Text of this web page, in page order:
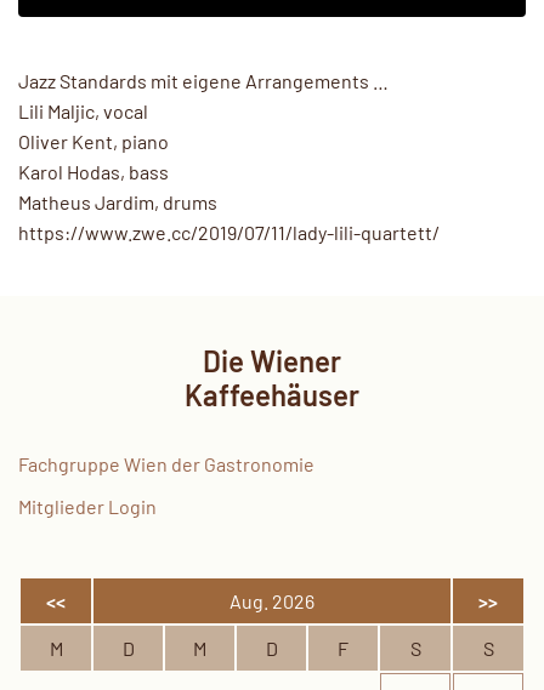
Jazz Standards mit eigene Arrangements …
Lili Maljic, vocal
Oliver Kent, piano
Karol Hodas, bass
Matheus Jardim, drums
https://www.zwe.cc/2019/07/11/lady-lili-quartett/
Die Wiener
Kaffeehäuser
Fachgruppe Wien der Gastronomie
Mitglieder Login
<< Aug. 2026 >>
M D M D F S S